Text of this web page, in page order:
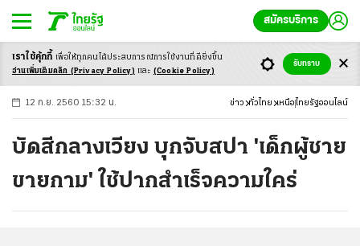
สมัครบริการ
-ก ก ก+
12 ก.ย. 2560 15:32 น. ข่าว ทั่วไทย เหนือ ไทยรัฐออนไลน์
บัดสีกลางเวียง บุกจับสปา 'เด็กผู้ชาย
ขายกาม' ใช้ปากสำเร็จความใคร่
เราใช้คุ้กกี้ เพื่อให้ทุกคนได้ประสบการณ์การใช้งานที่ดียิ่งขึ้น
อ่านเพิ่มเติมคลิก (Privacy Policy) และ (Cookie Policy)
รับทราบ